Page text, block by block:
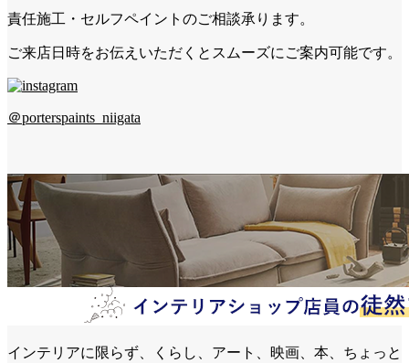
責任施工・セルフペイントのご相談承ります。
ご来店日時をお伝えいただくとスムーズにご案内可能です。
＠porterspaints_niigata
インテリアに限らず、くらし、アート、映画、本、ちょっと